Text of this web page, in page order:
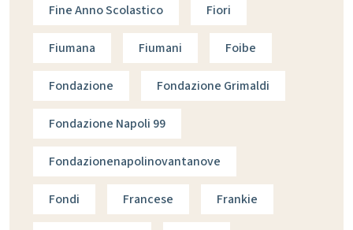
Fine Anno Scolastico Fiori
Fiumana Fiumani Foibe
Fondazione Fondazione Grimaldi
Fondazione Napoli 99
Fondazionenapolinovantanove
Fondi Francese Frankie